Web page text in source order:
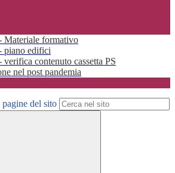
Materiale formativo
piano edifici
verifica contenuto cassetta PS
nel post pandemia
del sito